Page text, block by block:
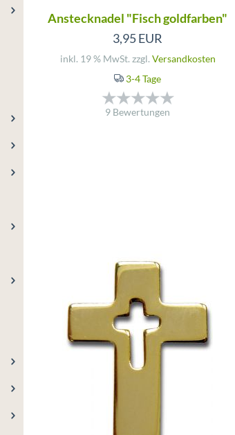
Anstecknadel "Fisch goldfarben"
3,95 EUR
inkl. 19 % MwSt. zzgl. Versandkosten
3-4 Tage
9 Bewertungen